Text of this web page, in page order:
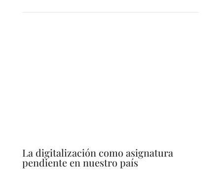
La digitalización como asignatura
pendiente en nuestro país